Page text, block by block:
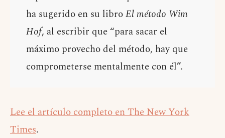
ha sugerido en su libroEl método Wim
Hof, al escribir que “para sacar el
máximo provecho del método, hay que
comprometerse mentalmente con él”.
Lee el artículo completo en The New York
Times.